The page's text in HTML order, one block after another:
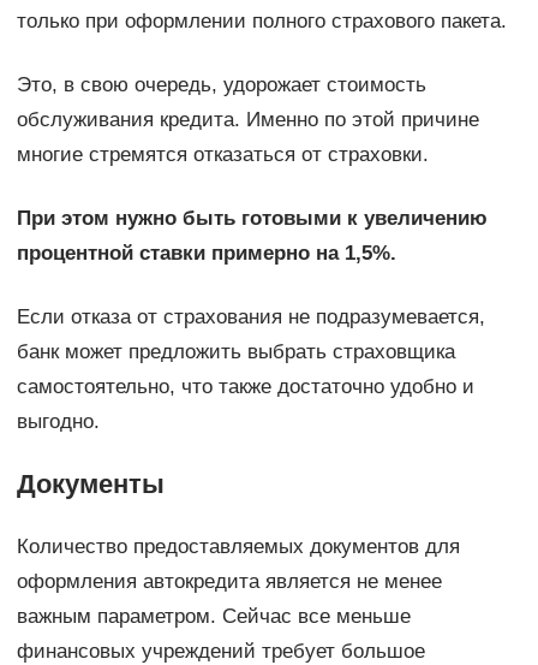
только при оформлении полного страхового пакета.
Это, в свою очередь, удорожает стоимость
обслуживания кредита. Именно по этой причине
многие стремятся отказаться от страховки.
При этом нужно быть готовыми к увеличению
процентной ставки примерно на 1,5%.
Если отказа от страхования не подразумевается,
банк может предложить выбрать страховщика
самостоятельно, что также достаточно удобно и
выгодно.
Документы
Количество предоставляемых документов для
оформления автокредита является не менее
важным параметром. Сейчас все меньше
финансовых учреждений требует большое